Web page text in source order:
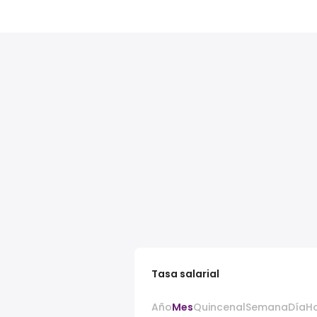
Tasa salarial
AñoMesQuincenalSemanaDía